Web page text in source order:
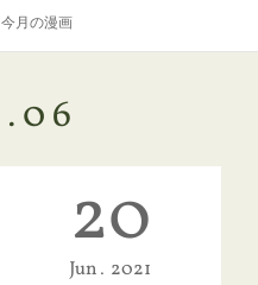
今月の漫画
.06
20
Jun 2021